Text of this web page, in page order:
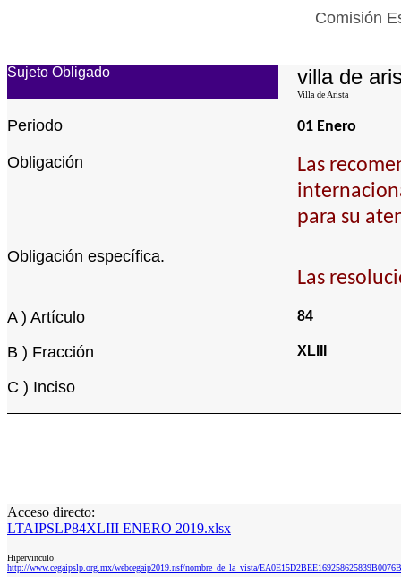
Comisión
Sujeto Obligado villa de
Villa de Arista
Periodo 01 Enero
Obligación
Las
para su
Obligación específica.
Las
A ) Artículo 84
B ) Fracción XLIII
C ) Inciso
Acceso directo:
LTAIPSLP84XLIII ENERO 2019.xlsx
Hipervinculo
http://www.cegaipslp.org.mx/webcegaip2019.nsf/nombre_de_la_vista/